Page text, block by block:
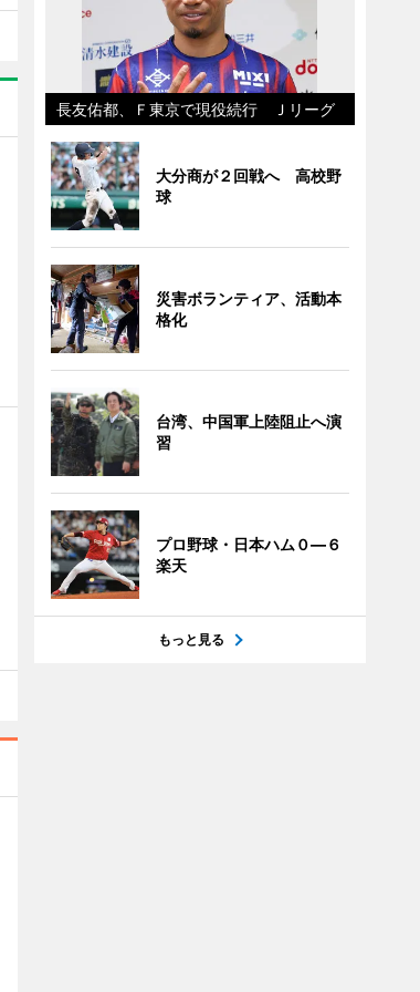
長友佑都、Ｆ東京で現役続行 Ｊリーグ
大分商が２回戦へ 高校野
球
災害ボランティア、活動本
格化
台湾、中国軍上陸阻止へ演
習
プロ野球・日本ハム０―６
楽天
もっと見る